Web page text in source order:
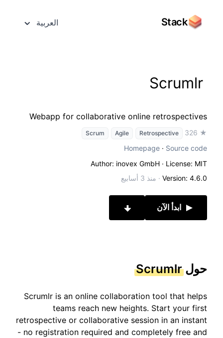
Stack العربية
Webapp for collaborative online retrospectives
★ 326
Retrospective
Agile
Scrum
Homepage · Source code
Author: inovex GmbH · License: MIT
Version: 4.6.0
· منذ 3 أسابيع
ابدأ الآن
حولScrumlr
Scrumlr is an online collaboration tool that helps
teams reach new heights. Start your first
retrospective or collaborative session in an instant
- no registration required and completely free and